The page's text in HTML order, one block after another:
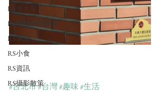
RS逛大學
RS聊攝影觀新聞
RS筆記
RS小食
RS資訊
RS攝影散策
#台北市#台灣#趣味#生活